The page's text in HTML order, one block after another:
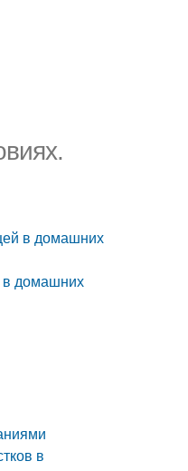
в домашних
домашних
в